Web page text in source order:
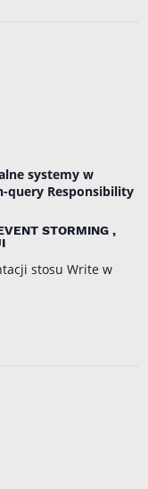
systemy w
query Responsibility
STORMING ,
stosu Write w